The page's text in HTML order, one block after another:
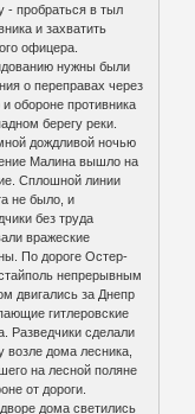
- пробраться в тыл
и захватить
офицера.
нужны были
о переправах через
и обороне противника
берегу реки.
дождливой ночью
Малина вышло на
Сплошной линии
не было, и
без труда
вражеские
По дороге Остер-
непрерывным
двигались за Днепр
гитлеровские
Разведчики сделали
возле дома лесника,
на лесной поляне
от дороги.
дома светились